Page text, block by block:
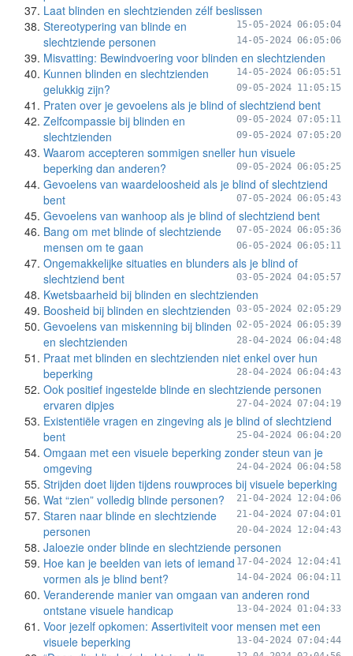
Laat blinden en slechtzienden zélf beslissen
15-05-2024 06:05:04
Stereotypering van blinde en
slechtziende personen
14-05-2024 06:05:06
Misvatting: Bewindvoering voor blinden en slechtzienden
14-05-2024 06:05:51
Kunnen blinden en slechtzienden
gelukkig zijn?
09-05-2024 11:05:15
Praten over je gevoelens als je blind of slechtziend bent
09-05-2024 07:05:11
Zelfcompassie bij blinden en
slechtzienden
09-05-2024 07:05:20
Waarom accepteren sommigen sneller hun visuele
beperking dan anderen?
09-05-2024 06:05:25
Gevoelens van waardeloosheid als je blind of slechtziend
bent
07-05-2024 06:05:43
Gevoelens van wanhoop als je blind of slechtziend bent
07-05-2024 06:05:36
Bang om met blinde of slechtziende
mensen om te gaan
06-05-2024 06:05:11
Ongemakkelijke situaties en blunders als je blind of
slechtziend bent
03-05-2024 04:05:57
Kwetsbaarheid bij blinden en slechtzienden
03-05-2024 02:05:29
Boosheid bij blinden en slechtzienden
02-05-2024 06:05:39
Gevoelens van miskenning bij blinden
en slechtzienden
28-04-2024 06:04:48
Praat met blinden en slechtzienden niet enkel over hun
beperking
28-04-2024 06:04:43
Ook positief ingestelde blinde en slechtziende personen
ervaren dipjes
27-04-2024 07:04:19
Existentiële vragen en zingeving als je blind of slechtziend
bent
25-04-2024 06:04:20
Omgaan met een visuele beperking zonder steun van je
omgeving
24-04-2024 06:04:58
Strijden doet lijden tijdens rouwproces bij visuele beperking
21-04-2024 12:04:06
Wat “zien” volledig blinde personen?
21-04-2024 07:04:01
Staren naar blinde en slechtziende
personen
20-04-2024 12:04:43
Jaloezie onder blinde en slechtziende personen
17-04-2024 12:04:41
Hoe kan je beelden van iets of iemand
vormen als je blind bent?
14-04-2024 06:04:11
Veranderende manier van omgaan van anderen rond
ontstane visuele handicap
13-04-2024 01:04:33
Voor jezelf opkomen: Assertiviteit voor mensen met een
visuele beperking
13-04-2024 07:04:44